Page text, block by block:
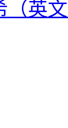
（英